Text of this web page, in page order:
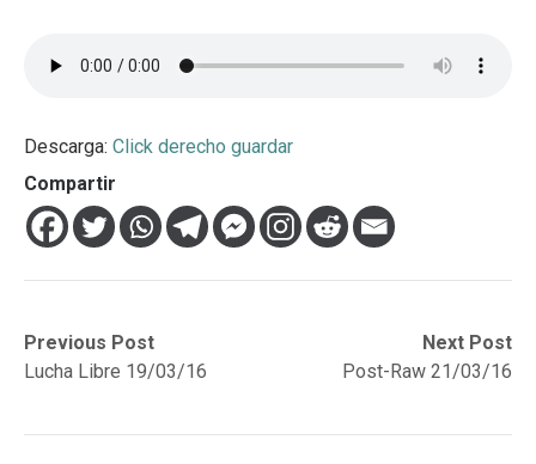
Descarga: Click derecho guardar
Compartir
Navegación
de
Previous Post
Previous
post:Lucha Libre 19/03/16
Next Post
Next
post:
Post-Raw 21/03/16